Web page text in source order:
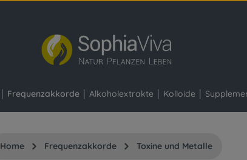
Frequenzakkorde Alkoholextrakte Kolloide
Home Frequenzakkorde Toxine und Metalle